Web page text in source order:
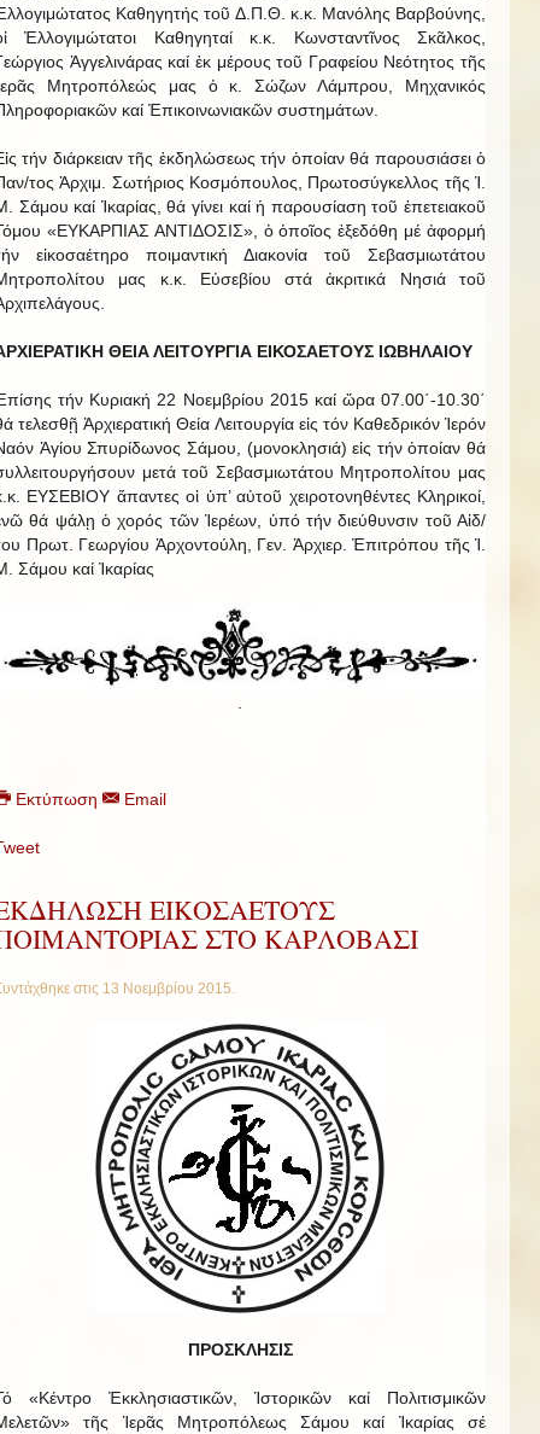
Καθηγητής τοῦ Δ.Π.Θ. κ.κ. Μανόλης Βαρβούνης,
Ἐλλογιμώτατοι Καθηγηταί κ.κ. Κωνσταντῖνος Σκᾶλκος,
Ἀγγελινάρας καί ἐκ μέρους τοῦ Γραφείου Νεότητος τῆς
Μητροπόλεώς μας ὁ κ. Σώζων Λάμπρου, Μηχανικός
καί Ἐπικοινωνιακῶν συστημάτων.
τήν διάρκειαν τῆς ἐκδηλώσεως τήν ὁποίαν θά παρουσιάσει ὁ
τος Ἀρχιμ. Σωτήριος Κοσμόπουλος, Πρωτοσύγκελλος τῆς Ἱ.
Σάμου καί Ἰκαρίας, θά γίνει καί ἡ παρουσίαση τοῦ ἐπετειακοῦ
«ΕΥΚΑΡΠΙΑΣ ΑΝΤΙΔΟΣΙΣ», ὁ ὁποῖος ἐξεδόθη μέ ἀφορμή
εἰκοσαέτηρο ποιμαντική Διακονία τοῦ Σεβασμιωτάτου
μας κ.κ. Εὐσεβίου στά ἀκριτικά Νησιά τοῦ
ΘΕΙΑ ΛΕΙΤΟΥΡΓΙΑ ΕΙΚΟΣΑΕΤΟΥΣ ΙΩΒΗΛΑΙΟΥ
τήν Κυριακή 22 Νοεμβρίου 2015 καί ὥρα 07.00΄-10.30΄
τελεσθῇ Ἀρχιερατική Θεία Λειτουργία εἰς τόν Καθεδρικόν Ἱερόν
Ἁγίου Σπυρίδωνος Σάμου, (μονοκλησιά) εἰς τήν ὁποίαν θά
μετά τοῦ Σεβασμιωτάτου Μητροπολίτου μας
ΕΥΣΕΒΙΟΥ ἅπαντες οἱ ὑπ’ αὐτοῦ χειροτονηθέντες Κληρικοί,
θά ψάλῃ ὁ χορός τῶν Ἱερέων, ὑπό τήν διεύθυνσιν τοῦ Αἰδ/
Πρωτ. Γεωργίου Ἀρχοντούλη, Γεν. Ἀρχιερ. Ἐπιτρόπου τῆς Ἱ.
Σάμου καί Ἰκαρίας
Εκτύπωση Email
ΕΙΚΟΣΑΕΤΟΥΣ
ΣΤΟ ΚΑΡΛΟΒΑΣΙ
στις 13 Νοεμβρίου 2015.
ΠΡΟΣΚΛΗΣΙΣ
«Κέντρο Ἐκκλησιαστικῶν, Ἱστορικῶν καί Πολιτισμικῶν
τῆς Ἱερᾶς Μητροπόλεως Σάμου καί Ἰκαρίας σέ